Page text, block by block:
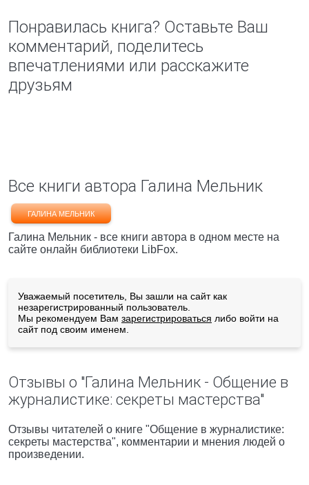
Понравилась книга? Оставьте Ваш
комментарий, поделитесь
впечатлениями или расскажите
друзьям
Все книги автора Галина Мельник
ГАЛИНА МЕЛЬНИК
Галина Мельник - все книги автора в одном месте на
сайте онлайн библиотеки LibFox.
Уважаемый посетитель, Вы зашли на сайт как
незарегистрированный пользователь.
Мы рекомендуем Вам зарегистрироваться либо войти на
сайт под своим именем.
Отзывы о "Галина Мельник - Общение в
журналистике: секреты мастерства"
Отзывы читателей о книге "Общение в журналистике:
секреты мастерства", комментарии и мнения людей о
произведении.